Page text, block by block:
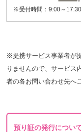
※受付時間：9:00～17:30
※提携サービス事業者が
りませんので、サービス
者の各お問い合わせ先へ
預り証の発行につい